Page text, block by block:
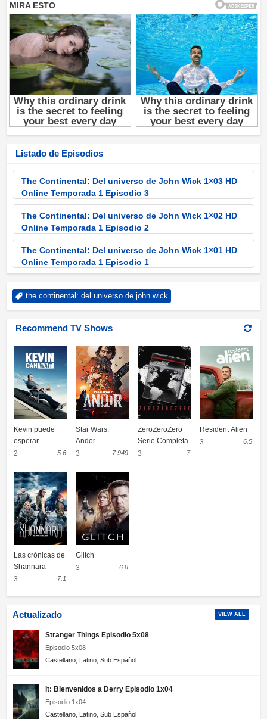
Listado de Episodios
The Continental: Del universo de John Wick 1×03 HD
Online Temporada 1 Episodio 3
The Continental: Del universo de John Wick 1×02 HD
Online Temporada 1 Episodio 2
The Continental: Del universo de John Wick 1×01 HD
Online Temporada 1 Episodio 1
the continental: del universo de john wick
Recommend TV Shows
Kevin puede
esperar
2
5.6
Star Wars:
Andor
3
7.949
ZeroZeroZero
Serie Completa
3
7
Resident Alien
3
6.5
Las crónicas de
Shannara
3
7.1
Glitch
3
6.8
Actualizado VIEW ALL
Stranger Things Episodio 5x08
Episodio 5x08
Castellano Latino Sub Español
It: Bienvenidos a Derry Episodio 1x04
Episodio 1x04
Castellano Latino Sub Español